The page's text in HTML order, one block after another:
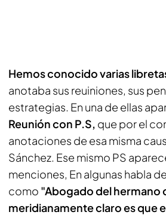
Hemos conocido varias
anotaba sus reuiniones, sus
estrategias. En una de ellas
Reunión con P.S, que por el
anotaciones de esa misma
Sánchez. Ese mismo PS
menciones, En algunas habla
como "Abogado del hermano
meridianamente claro es que